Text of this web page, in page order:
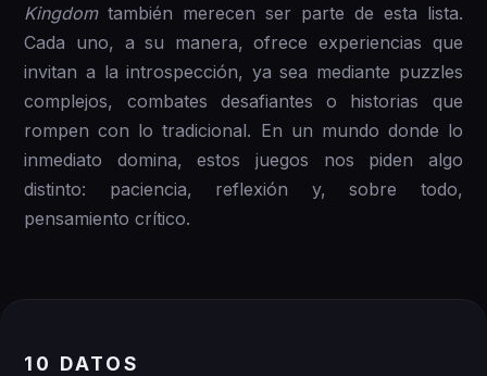
Kingdomtambién merecen ser parte de esta lista.
Cada uno, a su manera, ofrece experiencias que
invitan a la introspección, ya sea mediante puzzles
complejos, combates desafiantes o historias que
rompen con lo tradicional. En un mundo donde lo
inmediato domina, estos juegos nos piden algo
distinto: paciencia, reflexión y, sobre todo,
pensamiento crítico.
10 DATOS